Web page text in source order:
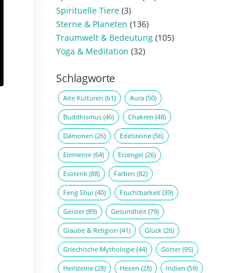
Spirituelle Tiere (3)
Sterne & Planeten (136)
Traumwelt & Bedeutung (105)
Yoga & Meditation (32)
Schlagworte
Alte Kulturen (61) Aura (50)
Buddhismus (46) Chakren (48)
Dämonen (26) Edelsteine (56)
Elemente (64) Erzengel (26)
Esoterik (88) Farben (82)
Feng Shui (40) Fruchtbarkeit (39)
Geister(89) Gesundheit (79)
Glaube & Religion (41) Glück (26)
Griechische Mythologie (44) Götter(95)
Heilsteine (28) Hexen (28) Indien (59)